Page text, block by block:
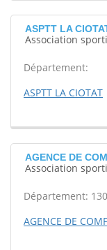
ASPTT LA
Association
Département:
ASPTT LA CIOTAT
AGENCE DE
Association
Département:
AGENCE DE